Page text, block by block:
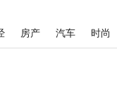
房产 汽车 时尚